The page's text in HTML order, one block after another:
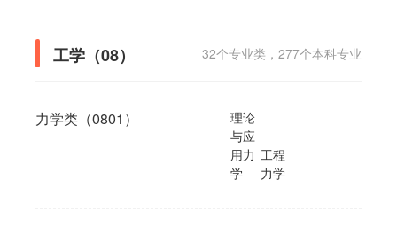
工学（08） 32个专业类，277个本科专业
力学类（0801）
理论
与应
用力
学
工程
力学